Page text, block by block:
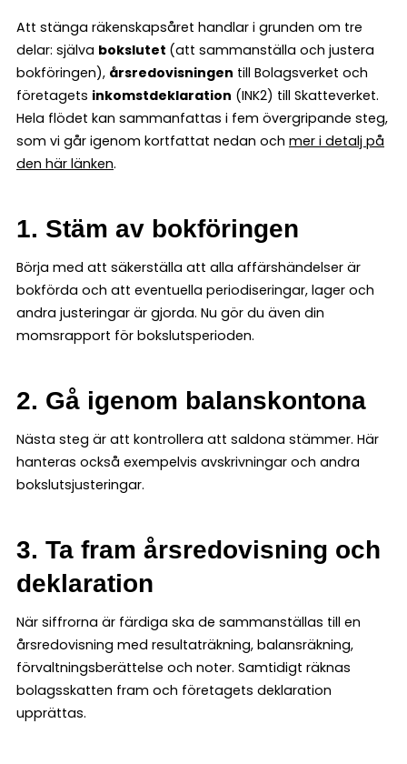
Att stänga räkenskapsåret handlar i grunden om tre
delar: själva bokslutet (att sammanställa och justera
bokföringen), årsredovisningen till Bolagsverket och
företagets inkomstdeklaration (INK2) till Skatteverket.
Hela flödet kan sammanfattas i fem övergripande steg,
som vi går igenom kortfattat nedan och mer i detalj på
den här länken.
1. Stäm av bokföringen
Börja med att säkerställa att alla affärshändelser är
bokförda och att eventuella periodiseringar, lager och
andra justeringar är gjorda. Nu gör du även din
momsrapport för bokslutsperioden.
2. Gå igenom balanskontona
Nästa steg är att kontrollera att saldona stämmer. Här
hanteras också exempelvis avskrivningar och andra
bokslutsjusteringar.
3. Ta fram årsredovisning och
deklaration
När siffrorna är färdiga ska de sammanställas till en
årsredovisning med resultaträkning, balansräkning,
förvaltningsberättelse och noter. Samtidigt räknas
bolagsskatten fram och företagets deklaration
upprättas.